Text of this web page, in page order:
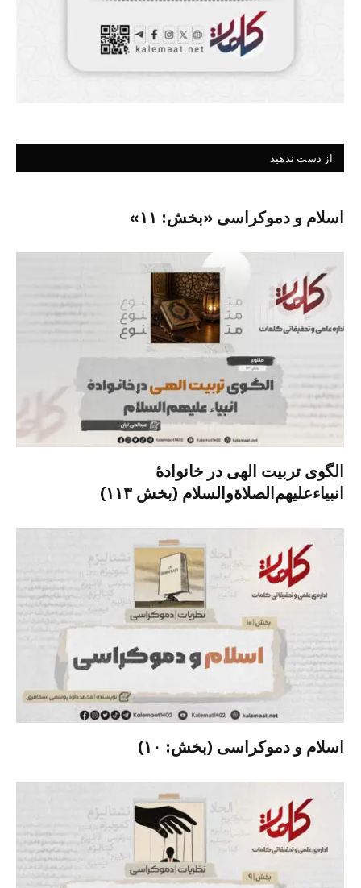
از دست ندهید
اسلام و دموکراسی «بخش: ۱۱»
الگوی تربیت الهی در خانوادۀ
انبیاءعلیهم‌الصلاةو‌السلام (بخش ۱۱۳)
اسلام و دموکراسی (بخش: ۱۰)